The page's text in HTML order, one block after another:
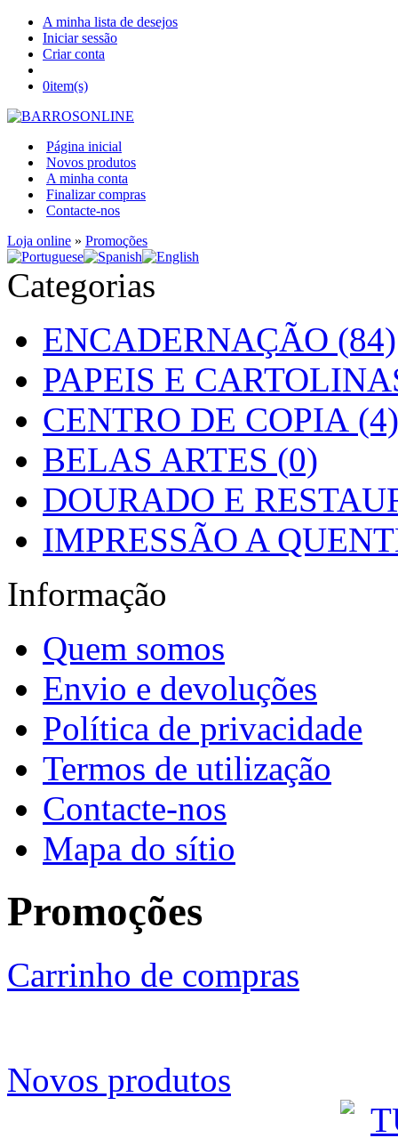
A minha lista de desejos
Iniciar sessão
Criar conta
0item(s)
Página inicial
Novos produtos
A minha conta
Finalizar compras
Contacte-nos
Loja online » Promoções
Categorias
ENCADERNAÇÃO (84)
PAPEIS E
CENTRO DE COPIA (4)
BELAS ARTES (0)
DOURADO E
IMPRESSÃO A
Informação
Quem somos
Envio e devoluções
Política de privacidade
Termos de utilização
Contacte-nos
Mapa do sítio
Promoções
Carrinho de compras
Novos produtos